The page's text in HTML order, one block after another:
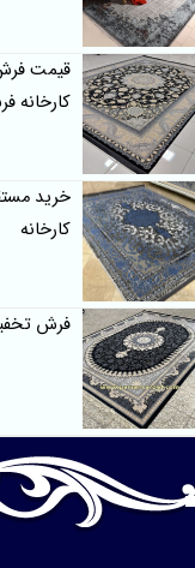
قیمت
کارخانه فرش
کارخانه
فرش تخفیفی